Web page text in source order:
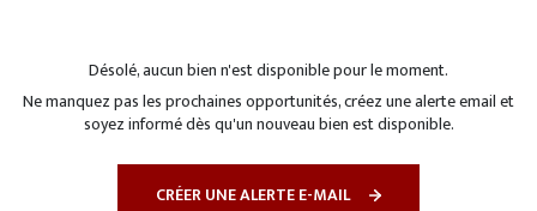
Désolé, aucun bien n'est disponible pour le moment.
Ne manquez pas les prochaines opportunités, créez une alerte email et
soyez informé dès qu'un nouveau bien est disponible.
CRÉER UNE ALERTE E-MAIL